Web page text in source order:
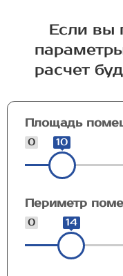
Если вы
расчет
Площадь
0 10
Периметр
0 14